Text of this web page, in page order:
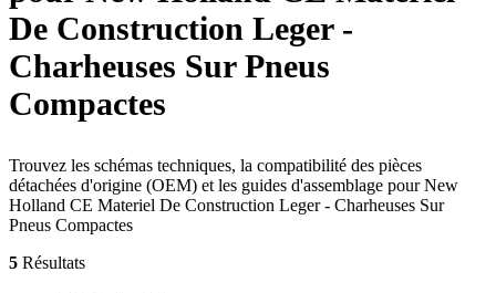
De Construction Leger -
Charheuses Sur Pneus
Compactes
Trouvez les schémas techniques, la compatibilité des pièces
détachées d'origine (OEM) et les guides d'assemblage pour New
Holland CE Materiel De Construction Leger - Charheuses Sur
Pneus Compactes
5 Résultats